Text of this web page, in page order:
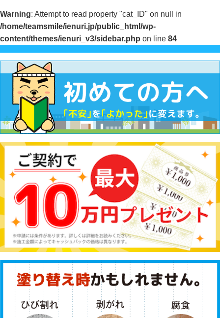
Warning: Attempt to read property "cat_ID" on null in
/home/teamsmile/ienuri.jp/public_html/wp-
content/themes/ienuri_v3/sidebar.php on line 84